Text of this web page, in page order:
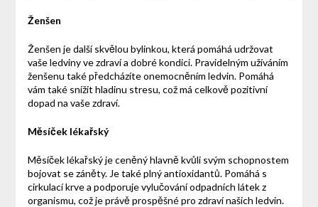
Ženšen
Ženšen je další skvělou bylinkou, která pomáhá udržovat
vaše ledviny ve zdraví a dobré kondici. Pravidelným užíváním
ženšenu také předcházíte onemocněním ledvin. Pomáhá
vám také snížit hladinu stresu, což má celkově pozitivní
dopad na vaše zdraví.
Měsíček lékařský
Měsíček lékařský je ceněný hlavně kvůli svým schopnostem
bojovat se záněty. Je také plný antioxidantů. Pomáhá s
cirkulací krve a podporuje vylučování odpadních látek z
organismu, což je právě prospěšné pro zdraví našich ledvin.